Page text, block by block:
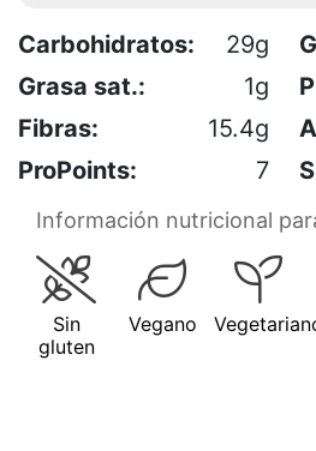
Carbohidratos: 29g
Grasa sat.:
1g
Fibras:
15.4g
ProPoints:
7
Información nutricional
Sin
gluten
Vegano